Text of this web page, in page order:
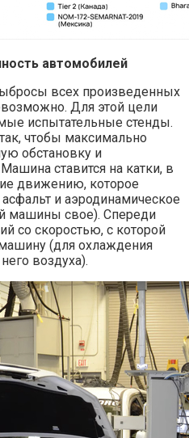
автомобилей
всех произведенных
Для этой цели
испытательные стенды.
чтобы максимально
обстановку и
ставится на катки, в
движению, которое
и аэродинамическое
машины свое). Спереди
со скоростью, с которой
(для охлаждения
воздуха).